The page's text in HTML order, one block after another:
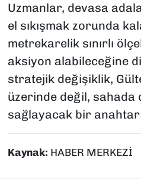
Uzmanlar, devasa
el sıkışmak zorunda
metrekarelik sınırlı
aksiyon alabileceğine
stratejik değişiklik,
üzerinde değil, sahada
sağlayacak bir
Kaynak: HABER MERKEZİ